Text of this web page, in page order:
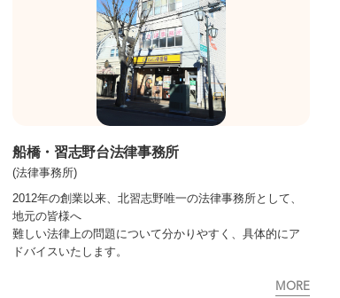
船橋・習志野台法律事務所
(法律事務所)
2012年の創業以来、北習志野唯一の法律事務所として、
地元の皆様へ
難しい法律上の問題について分かりやすく、具体的にア
ドバイスいたします。
MORE